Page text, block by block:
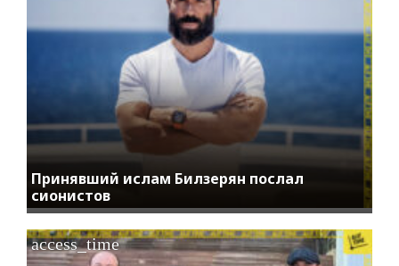
Принявший ислам Билзерян послал
сионистов
access_time